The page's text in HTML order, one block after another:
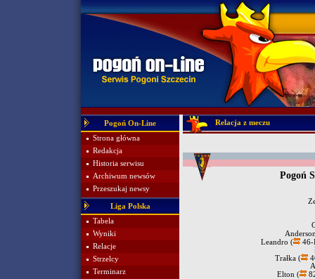
Pogoń On-Line
Strona główna
Redakcja
Historia serwisu
Archiwum newsów
Przeszukaj newsy
Liga Polska
Tabela
Wyniki
Relacje
Strzelcy
Terminarz
Relacja z meczu
Pogoń
Leandro (
Trałka (
Elton (